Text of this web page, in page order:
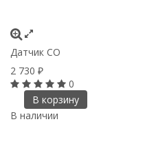
Датчик СО
2 730 ₽
0
В корзину
В наличии